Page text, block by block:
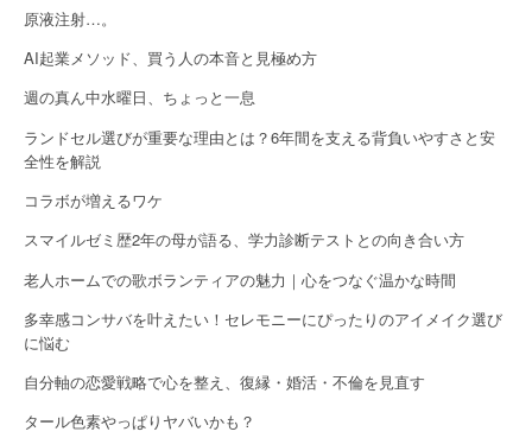
g
a
t
i
o
n
原液注射…。
AI起業メソッド、買う人の本音と見極め方
週の真ん中水曜日、ちょっと一息
ランドセル選びが重要な理由とは？6年間を支える背負いやすさと安
全性を解説
コラボが増えるワケ
スマイルゼミ歴2年の母が語る、学力診断テストとの向き合い方
老人ホームでの歌ボランティアの魅力｜心をつなぐ温かな時間
多幸感コンサバを叶えたい！セレモニーにぴったりのアイメイク選び
に悩む
自分軸の恋愛戦略で心を整え、復縁・婚活・不倫を見直す
タール色素やっぱりヤバいかも？